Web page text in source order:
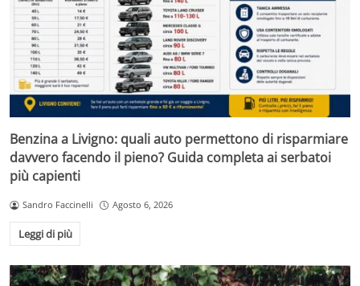
Benzina a Livigno: quali auto permettono di risparmiare
davvero facendo il pieno? Guida completa ai serbatoi
più capienti
Sandro Faccinelli Agosto 6, 2026
Leggi di più